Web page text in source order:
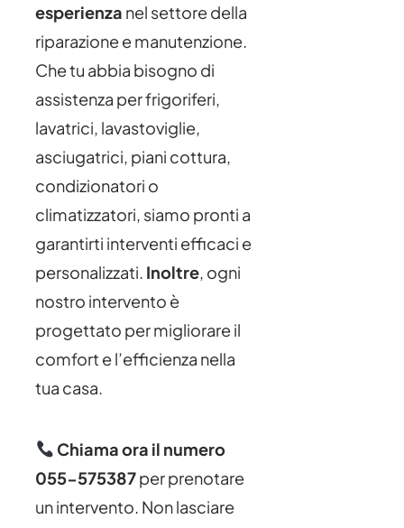
esperienza nel settore della
riparazione e manutenzione.
Che tu abbia bisogno di
assistenza per frigoriferi,
lavatrici, lavastoviglie,
asciugatrici, piani cottura,
condizionatori o
climatizzatori, siamo pronti a
garantirti interventi efficaci e
personalizzati. Inoltre, ogni
nostro intervento è
progettato per migliorare il
comfort e l’efficienza nella
tua casa.
Chiama ora il numero
055-575387per prenotare
un intervento. Non lasciare